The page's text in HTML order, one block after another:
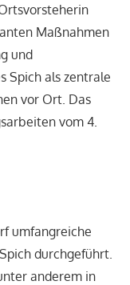
Maßnahmen
und
Spich als zentrale
vor Ort. Das
vom 4.
umfangreiche
durchgeführt.
anderem in